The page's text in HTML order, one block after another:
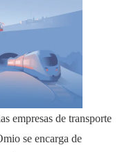
empresas de transporte
se encarga de